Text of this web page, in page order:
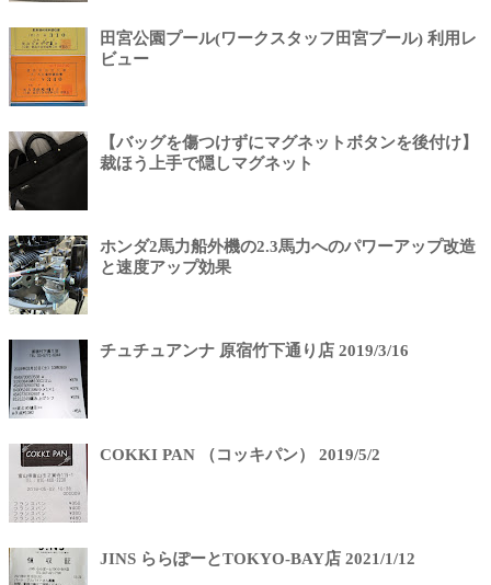
田宮公園プール(ワークスタッフ田宮プール) 利用レ
ビュー
【バッグを傷つけずにマグネットボタンを後付け】
裁ほう上手で隠しマグネット
ホンダ2馬力船外機の2.3馬力へのパワーアップ改造
と速度アップ効果
チュチュアンナ 原宿竹下通り店 2019/3/16
COKKI PAN （コッキパン） 2019/5/2
JINS ららぽーとTOKYO-BAY店 2021/1/12